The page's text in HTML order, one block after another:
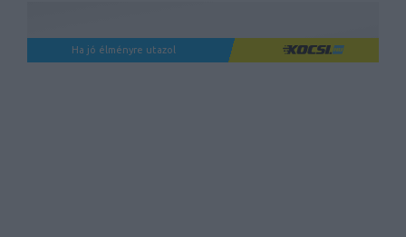
Ha jó élményre utazol